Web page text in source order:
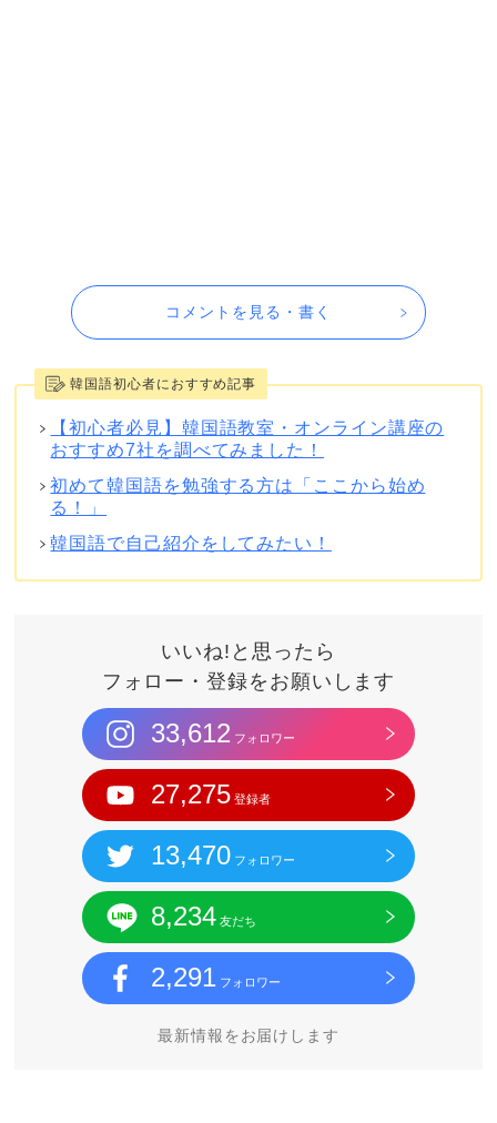
コメントを見る・書く
韓国語初心者におすすめ記事
【初心者必見】韓国語教室・オンライン講座の
おすすめ7社を調べてみました！
初めて韓国語を勉強する方は「ここから始め
る！」
韓国語で自己紹介をしてみたい！
いいね!と思ったら
フォロー・登録をお願いします
33,612 フォロワー
27,275 登録者
13,470 フォロワー
8,234 友だち
2,291 フォロワー
最新情報をお届けします